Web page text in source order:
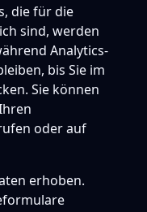
die für die
sind, werden
Analytics-
bis Sie im
Sie können
oder auf
erhoben.